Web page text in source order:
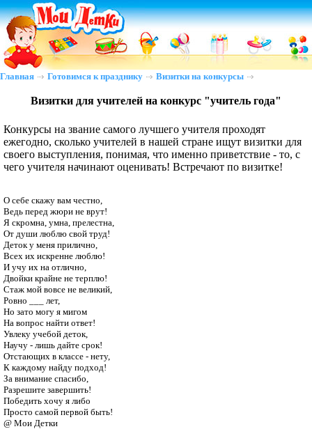
Главная Готовимся к празднику Визитки на конкурсы
Визитки для учителей на конкурс "учитель года"
Конкурсы на звание самого лучшего учителя проходят
ежегодно, сколько учителей в нашей стране ищут визитки для
своего выступления, понимая, что именно приветствие - то, с
чего учителя начинают оценивать! Встречают по визитке!
О себе скажу вам честно,
Ведь перед жюри не врут!
Я скромна, умна, прелестна,
От души люблю свой труд!
Деток у меня прилично,
Всех их искренне люблю!
И учу их на отлично,
Двойки крайне не терплю!
Стаж мой вовсе не великий,
Ровно ___ лет,
Но зато могу я мигом
На вопрос найти ответ!
Увлеку учебой деток,
Научу - лишь дайте срок!
Отстающих в классе - нету,
К каждому найду подход!
За внимание спасибо,
Разрешите завершить!
Победить хочу я либо
Просто самой первой быть!
@ Мои Детки